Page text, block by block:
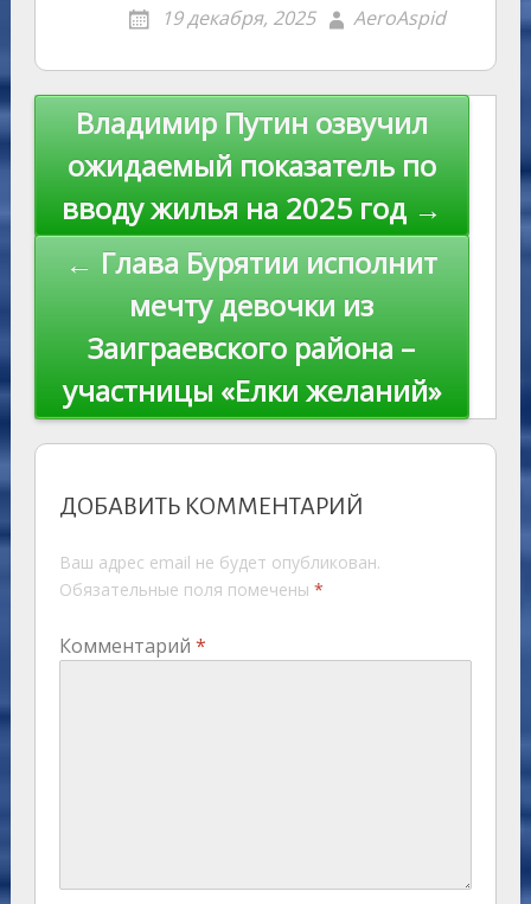
kl
as
s
ni
ki
er u
r
n
al
a
m
A
p
p
e u
st
l y
Li
n
k
19 декабря, 2025 AeroAspid
Навигация
записям
Владимир Путин озвучил
ожидаемый показатель по
вводу жилья на 2025 год →
← Глава Бурятии исполнит
мечту девочки из
Заиграевского района –
участницы «Елки желаний»
ДОБАВИТЬ КОММЕНТАРИЙ
Ваш адрес email не будет опубликован.
Обязательные поля помечены *
Комментарий *